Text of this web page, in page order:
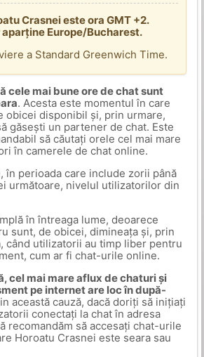
Crasnei este ora GMT +2.
Europe/Bucharest.
a Standard Greenwich Time.
cele mai bune ore de chat sunt
. Acesta este momentul în care
obicei disponibil și, prin urmare,
găsești un partener de chat. Este
să căutați orele cel mai mare
în camerele de chat online.
în perioada care include zorii până
următoare, nivelul utilizatorilor din
în întreaga lume, deoarece
sunt, de obicei, dimineața și, prin
când utilizatorii au timp liber pentru
cum ar fi chat-urile online.
cel mai mare aflux de chaturi și
pe internet are loc în după-
această cauză, dacă doriți să inițiați
conectați la chat în adresa
recomandăm să accesați chat-urile
Horoatu Crasnei este seara sau